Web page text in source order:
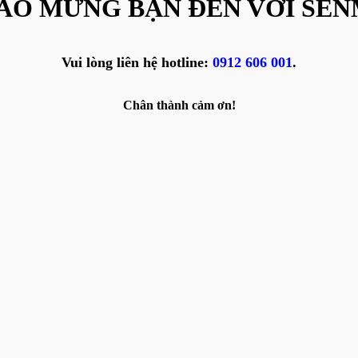
MỪNG BẠN ĐẾN VỚI
Vui lòng liên hệ hotline: 0912 606 001.
Chân thành cảm ơn!